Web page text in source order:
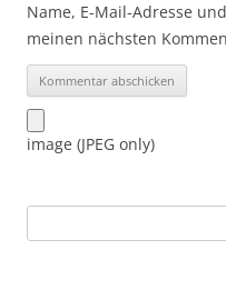
Name, E-Mail-Adresse
meinen nächsten
image (JPEG only)
nach: